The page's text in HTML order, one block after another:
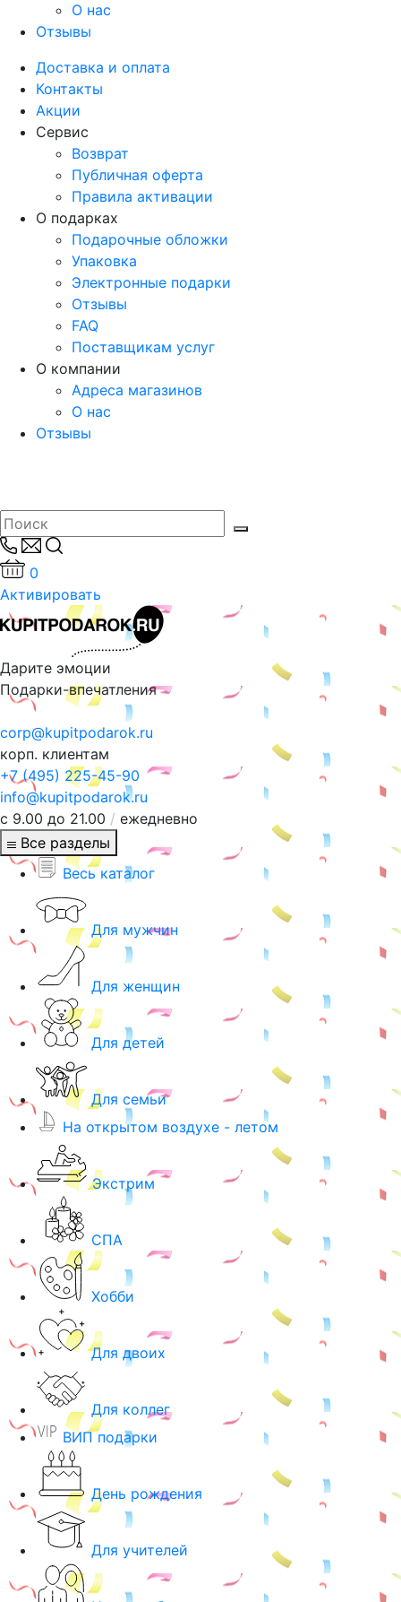
О нас
Отзывы
Доставка и оплата
Контакты
Акции
Сервис
Возврат
Публичная оферта
Правила активации
О подарках
Подарочные обложки
Упаковка
Электронные подарки
Отзывы
FAQ
Поставщикам услуг
О компании
Адреса магазинов
О нас
Отзывы
0
Активировать
Дарите эмоции
Подарки-впечатления
corp@kupitpodarok.ru
корп. клиентам
+7 (495) 225-45-90
info@kupitpodarok.ru
с 9.00 до 21.00 / ежедневно
Все разделы
Весь каталог
Для мужчин
Для женщин
Для детей
Для семьи
На открытом воздухе - летом
Экстрим
СПА
Хобби
Для двоих
Для коллег
ВИП подарки
День рождения
Для учителей